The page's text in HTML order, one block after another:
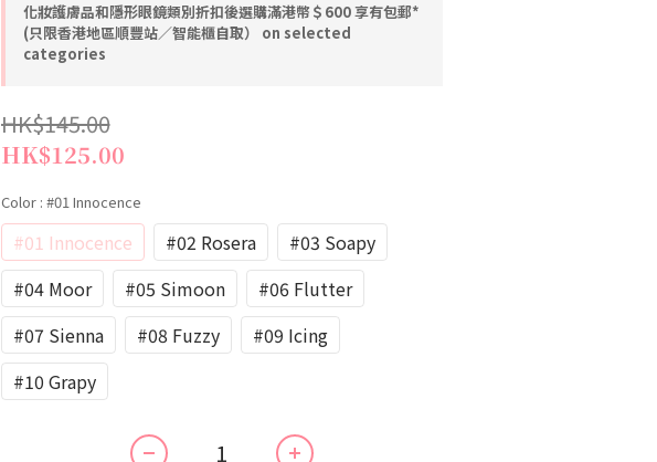
化妝護膚品和隱形眼鏡類別折扣後選購滿港幣＄600 享有包郵*
(只限香港地區順豐站／智能櫃自取） on selected
categories
HK$145.00
HK$125.00
Color : #01 Innocence
#01 Innocence #02 Rosera
#03 Soapy
#04 Moor
#05 Simoon
#06 Flutter
#07 Sienna
#08 Fuzzy
#09 Icing
#10 Grapy